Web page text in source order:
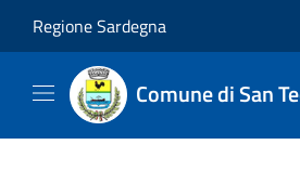
Regione Sardegna
Comune di San